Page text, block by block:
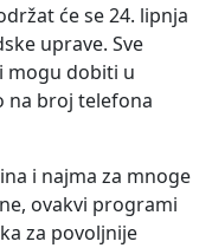
će se 24. lipnja
uprave. Sve
mogu dobiti u
na broj telefona
i najma za mnoge
ovakvi programi
za povoljnije